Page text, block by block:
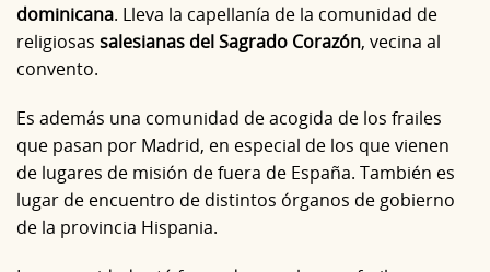
dominicana. Lleva la capellanía de la comunidad de
religiosas salesianas del Sagrado Corazón, vecina al
convento.
Es además una comunidad de acogida de los frailes
que pasan por Madrid, en especial de los que vienen
de lugares de misión de fuera de España. También es
lugar de encuentro de distintos órganos de gobierno
de la provincia Hispania.